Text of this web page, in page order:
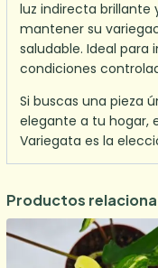
luz indirecta brillante
mantener su
saludable. Ideal para
condiciones
Si buscas una pieza
elegante a tu hogar,
Variegata es la
Productos